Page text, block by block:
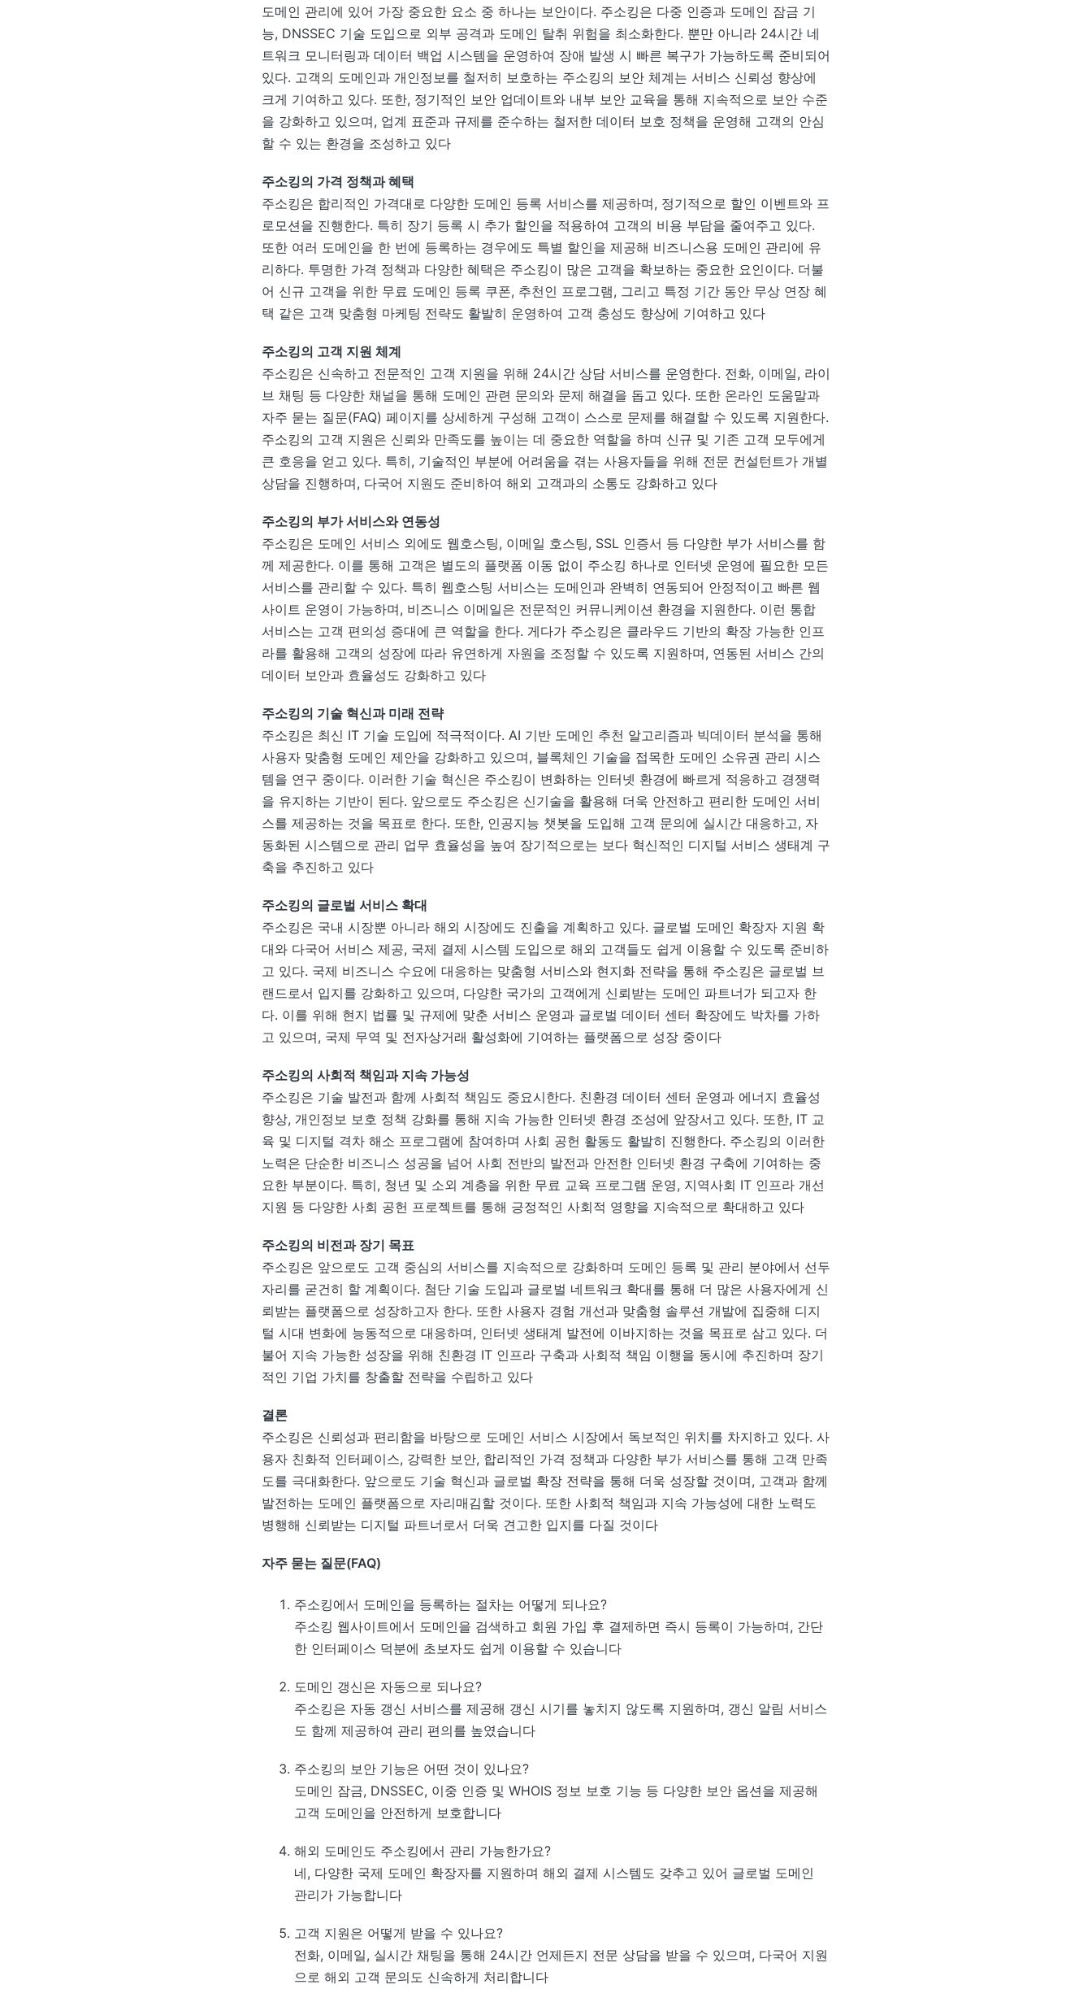
도메인 관리에 있어 가장 중요한 요소 중 하나는 보안이다. 주소킹은 다중 인증과 도메인 잠금 기
능, DNSSEC 기술 도입으로 외부 공격과 도메인 탈취 위험을 최소화한다. 뿐만 아니라 24시간 네
트워크 모니터링과 데이터 백업 시스템을 운영하여 장애 발생 시 빠른 복구가 가능하도록 준비되어
있다. 고객의 도메인과 개인정보를 철저히 보호하는 주소킹의 보안 체계는 서비스 신뢰성 향상에
크게 기여하고 있다. 또한, 정기적인 보안 업데이트와 내부 보안 교육을 통해 지속적으로 보안 수준
을 강화하고 있으며, 업계 표준과 규제를 준수하는 철저한 데이터 보호 정책을 운영해 고객의 안심
할 수 있는 환경을 조성하고 있다
주소킹의 가격 정책과 혜택
주소킹은 합리적인 가격대로 다양한 도메인 등록 서비스를 제공하며, 정기적으로 할인 이벤트와 프
로모션을 진행한다. 특히 장기 등록 시 추가 할인을 적용하여 고객의 비용 부담을 줄여주고 있다.
또한 여러 도메인을 한 번에 등록하는 경우에도 특별 할인을 제공해 비즈니스용 도메인 관리에 유
리하다. 투명한 가격 정책과 다양한 혜택은 주소킹이 많은 고객을 확보하는 중요한 요인이다. 더불
어 신규 고객을 위한 무료 도메인 등록 쿠폰, 추천인 프로그램, 그리고 특정 기간 동안 무상 연장 혜
택 같은 고객 맞춤형 마케팅 전략도 활발히 운영하여 고객 충성도 향상에 기여하고 있다
주소킹의 고객 지원 체계
주소킹은 신속하고 전문적인 고객 지원을 위해 24시간 상담 서비스를 운영한다. 전화, 이메일, 라이
브 채팅 등 다양한 채널을 통해 도메인 관련 문의와 문제 해결을 돕고 있다. 또한 온라인 도움말과
자주 묻는 질문(FAQ) 페이지를 상세하게 구성해 고객이 스스로 문제를 해결할 수 있도록 지원한다.
주소킹의 고객 지원은 신뢰와 만족도를 높이는 데 중요한 역할을 하며 신규 및 기존 고객 모두에게
큰 호응을 얻고 있다. 특히, 기술적인 부분에 어려움을 겪는 사용자들을 위해 전문 컨설턴트가 개별
상담을 진행하며, 다국어 지원도 준비하여 해외 고객과의 소통도 강화하고 있다
주소킹의 부가 서비스와 연동성
주소킹은 도메인 서비스 외에도 웹호스팅, 이메일 호스팅, SSL 인증서 등 다양한 부가 서비스를 함
께 제공한다. 이를 통해 고객은 별도의 플랫폼 이동 없이 주소킹 하나로 인터넷 운영에 필요한 모든
서비스를 관리할 수 있다. 특히 웹호스팅 서비스는 도메인과 완벽히 연동되어 안정적이고 빠른 웹
사이트 운영이 가능하며, 비즈니스 이메일은 전문적인 커뮤니케이션 환경을 지원한다. 이런 통합
서비스는 고객 편의성 증대에 큰 역할을 한다. 게다가 주소킹은 클라우드 기반의 확장 가능한 인프
라를 활용해 고객의 성장에 따라 유연하게 자원을 조정할 수 있도록 지원하며, 연동된 서비스 간의
데이터 보안과 효율성도 강화하고 있다
주소킹의 기술 혁신과 미래 전략
주소킹은 최신 IT 기술 도입에 적극적이다. AI 기반 도메인 추천 알고리즘과 빅데이터 분석을 통해
사용자 맞춤형 도메인 제안을 강화하고 있으며, 블록체인 기술을 접목한 도메인 소유권 관리 시스
템을 연구 중이다. 이러한 기술 혁신은 주소킹이 변화하는 인터넷 환경에 빠르게 적응하고 경쟁력
을 유지하는 기반이 된다. 앞으로도 주소킹은 신기술을 활용해 더욱 안전하고 편리한 도메인 서비
스를 제공하는 것을 목표로 한다. 또한, 인공지능 챗봇을 도입해 고객 문의에 실시간 대응하고, 자
동화된 시스템으로 관리 업무 효율성을 높여 장기적으로는 보다 혁신적인 디지털 서비스 생태계 구
축을 추진하고 있다
주소킹의 글로벌 서비스 확대
주소킹은 국내 시장뿐 아니라 해외 시장에도 진출을 계획하고 있다. 글로벌 도메인 확장자 지원 확
대와 다국어 서비스 제공, 국제 결제 시스템 도입으로 해외 고객들도 쉽게 이용할 수 있도록 준비하
고 있다. 국제 비즈니스 수요에 대응하는 맞춤형 서비스와 현지화 전략을 통해 주소킹은 글로벌 브
랜드로서 입지를 강화하고 있으며, 다양한 국가의 고객에게 신뢰받는 도메인 파트너가 되고자 한
다. 이를 위해 현지 법률 및 규제에 맞춘 서비스 운영과 글로벌 데이터 센터 확장에도 박차를 가하
고 있으며, 국제 무역 및 전자상거래 활성화에 기여하는 플랫폼으로 성장 중이다
주소킹의 사회적 책임과 지속 가능성
주소킹은 기술 발전과 함께 사회적 책임도 중요시한다. 친환경 데이터 센터 운영과 에너지 효율성
향상, 개인정보 보호 정책 강화를 통해 지속 가능한 인터넷 환경 조성에 앞장서고 있다. 또한, IT 교
육 및 디지털 격차 해소 프로그램에 참여하며 사회 공헌 활동도 활발히 진행한다. 주소킹의 이러한
노력은 단순한 비즈니스 성공을 넘어 사회 전반의 발전과 안전한 인터넷 환경 구축에 기여하는 중
요한 부분이다. 특히, 청년 및 소외 계층을 위한 무료 교육 프로그램 운영, 지역사회 IT 인프라 개선
지원 등 다양한 사회 공헌 프로젝트를 통해 긍정적인 사회적 영향을 지속적으로 확대하고 있다
주소킹의 비전과 장기 목표
주소킹은 앞으로도 고객 중심의 서비스를 지속적으로 강화하며 도메인 등록 및 관리 분야에서 선두
자리를 굳건히 할 계획이다. 첨단 기술 도입과 글로벌 네트워크 확대를 통해 더 많은 사용자에게 신
뢰받는 플랫폼으로 성장하고자 한다. 또한 사용자 경험 개선과 맞춤형 솔루션 개발에 집중해 디지
털 시대 변화에 능동적으로 대응하며, 인터넷 생태계 발전에 이바지하는 것을 목표로 삼고 있다. 더
불어 지속 가능한 성장을 위해 친환경 IT 인프라 구축과 사회적 책임 이행을 동시에 추진하며 장기
적인 기업 가치를 창출할 전략을 수립하고 있다
결론
주소킹은 신뢰성과 편리함을 바탕으로 도메인 서비스 시장에서 독보적인 위치를 차지하고 있다. 사
용자 친화적 인터페이스, 강력한 보안, 합리적인 가격 정책과 다양한 부가 서비스를 통해 고객 만족
도를 극대화한다. 앞으로도 기술 혁신과 글로벌 확장 전략을 통해 더욱 성장할 것이며, 고객과 함께
발전하는 도메인 플랫폼으로 자리매김할 것이다. 또한 사회적 책임과 지속 가능성에 대한 노력도
병행해 신뢰받는 디지털 파트너로서 더욱 견고한 입지를 다질 것이다
자주 묻는 질문(FAQ)
주소킹에서 도메인을 등록하는 절차는 어떻게 되나요?
주소킹 웹사이트에서 도메인을 검색하고 회원 가입 후 결제하면 즉시 등록이 가능하며, 간단
한 인터페이스 덕분에 초보자도 쉽게 이용할 수 있습니다
도메인 갱신은 자동으로 되나요?
주소킹은 자동 갱신 서비스를 제공해 갱신 시기를 놓치지 않도록 지원하며, 갱신 알림 서비스
도 함께 제공하여 관리 편의를 높였습니다
주소킹의 보안 기능은 어떤 것이 있나요?
도메인 잠금, DNSSEC, 이중 인증 및 WHOIS 정보 보호 기능 등 다양한 보안 옵션을 제공해
고객 도메인을 안전하게 보호합니다
해외 도메인도 주소킹에서 관리 가능한가요?
네, 다양한 국제 도메인 확장자를 지원하며 해외 결제 시스템도 갖추고 있어 글로벌 도메인
관리가 가능합니다
고객 지원은 어떻게 받을 수 있나요?
전화, 이메일, 실시간 채팅을 통해 24시간 언제든지 전문 상담을 받을 수 있으며, 다국어 지원
으로 해외 고객 문의도 신속하게 처리합니다